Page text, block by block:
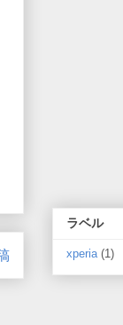
ラベル
xperia (1)